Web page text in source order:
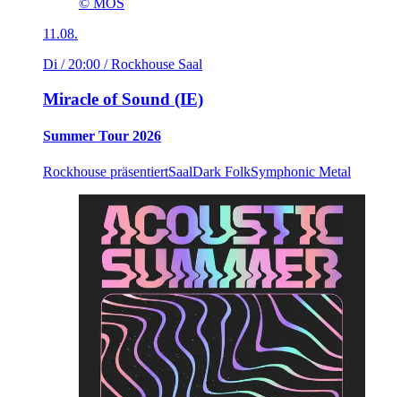
© MOS
11.08.
Di / 20:00 / Rockhouse Saal
Miracle of Sound (IE)
Summer Tour 2026
Rockhouse präsentiertSaalDark FolkSymphonic Metal